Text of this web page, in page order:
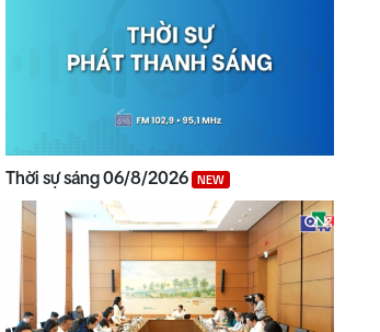
Thời sự sáng 06/8/2026 NEW